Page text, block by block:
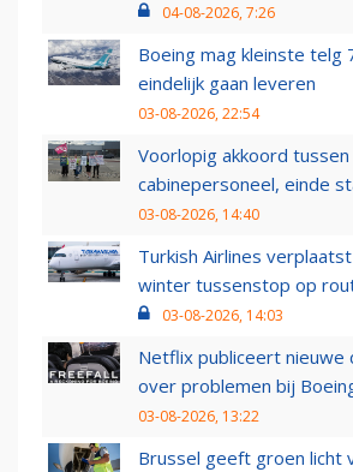
04-08-2026, 7:26
Boeing mag kleinste telg
eindelijk gaan leveren
03-08-2026, 22:54
Voorlopig akkoord
cabinepersoneel, einde
03-08-2026, 14:40
Turkish Airlines
winter tussenstop op
03-08-2026, 14:03
Netflix publiceert nieuwe
over problemen bij
03-08-2026, 13:22
Brussel geeft groen licht